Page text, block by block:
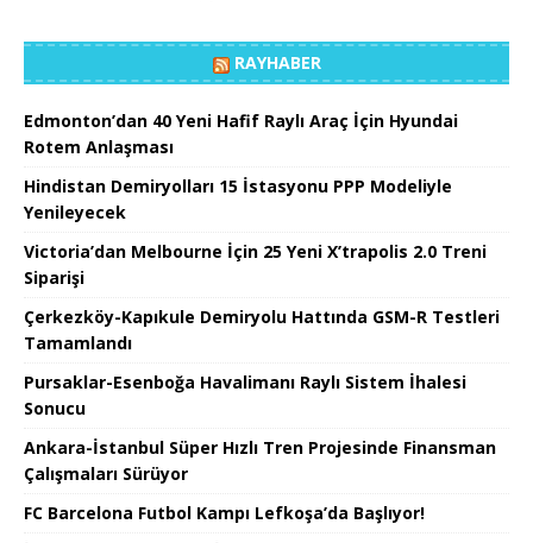
RAYHABER
Edmonton’dan 40 Yeni Hafif Raylı Araç İçin Hyundai
Rotem Anlaşması
Hindistan Demiryolları 15 İstasyonu PPP Modeliyle
Yenileyecek
Victoria’dan Melbourne İçin 25 Yeni X’trapolis 2.0 Treni
Siparişi
Çerkezköy-Kapıkule Demiryolu Hattında GSM-R Testleri
Tamamlandı
Pursaklar-Esenboğa Havalimanı Raylı Sistem İhalesi
Sonucu
Ankara-İstanbul Süper Hızlı Tren Projesinde Finansman
Çalışmaları Sürüyor
FC Barcelona Futbol Kampı Lefkoşa’da Başlıyor!